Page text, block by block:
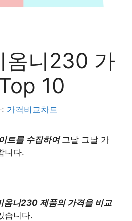
옴니230 가
10
: 가격비교차트
트를 수집하여 그날 그날 가
니다.
옴니230 제품의 가격을 비교
습니다.